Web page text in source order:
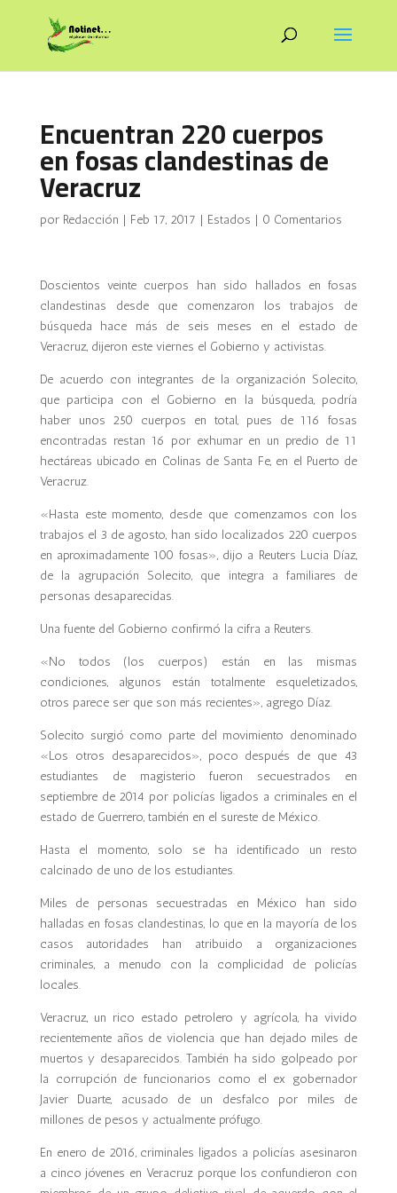
Encuentran 220 cuerpos
en fosas clandestinas de
Veracruz
por Redacción | Feb 17, 2017 | Estados | 0 Comentarios
Doscientos veinte cuerpos han sido hallados en fosas
clandestinas desde que comenzaron los trabajos de
búsqueda hace más de seis meses en el estado de
Veracruz, dijeron este viernes el Gobierno y activistas.
De acuerdo con integrantes de la organización Solecito,
que participa con el Gobierno en la búsqueda, podría
haber unos 250 cuerpos en total, pues de 116 fosas
encontradas restan 16 por exhumar en un predio de 11
hectáreas ubicado en Colinas de Santa Fe, en el Puerto de
Veracruz.
«Hasta este momento, desde que comenzamos con los
trabajos el 3 de agosto, han sido localizados 220 cuerpos
en aproximadamente 100 fosas», dijo a Reuters Lucia Díaz,
de la agrupación Solecito, que integra a familiares de
personas desaparecidas.
Una fuente del Gobierno confirmó la cifra a Reuters.
«No todos (los cuerpos) están en las mismas
condiciones, algunos están totalmente esqueletizados,
otros parece ser que son más recientes», agrego Díaz.
Solecito surgió como parte del movimiento denominado
«Los otros desaparecidos», poco después de que 43
estudiantes de magisterio fueron secuestrados en
septiembre de 2014 por policías ligados a criminales en el
estado de Guerrero, también en el sureste deMéxico.
Hasta el momento, solo se ha identificado un resto
calcinado de uno de los estudiantes.
Miles de personas secuestradas en México han sido
halladas en fosas clandestinas, lo que en la mayoría de los
casos autoridades han atribuido a organizaciones
criminales, a menudo con la complicidad de policías
locales.
Veracruz, un rico estado petrolero y agrícola, ha vivido
recientemente años de violencia que han dejado miles de
muertos y desaparecidos. También ha sido golpeado por
la corrupción de funcionarios como el ex gobernador
Javier Duarte, acusado de un desfalco por miles de
millones de pesos y actualmente prófugo.
En enero de 2016, criminales ligados a policías asesinaron
a cinco jóvenes en Veracruz porque los confundieron con